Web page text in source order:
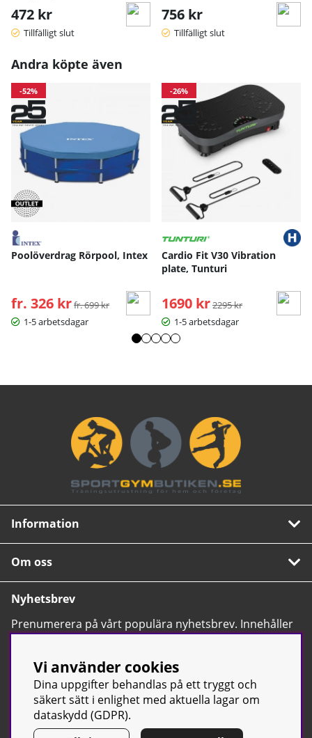
472 kr
Tillfälligt slut
756 kr
Tillfälligt slut
Andra köpte även
-52%
Poolöverdrag Rörpool, Intex
fr. 326 kr Ordinarie pris:
fr. 699 kr
1-5 arbetsdagar
-26%
Cardio Fit V30 Vibration
plate, Tunturi
1690 kr Ordinarie pris:
2295 kr
1-5 arbetsdagar
Information
Om oss
Nyhetsbrev
Prenumerera på vårt populära nyhetsbrev. Innehåller
tips, nyheter och våra allra bästa erbjudanden.
Vi använder cookies
Dina uppgifter behandlas på ett tryggt och
säkert sätt i enlighet med aktuella lagar om
dataskydd (GDPR).